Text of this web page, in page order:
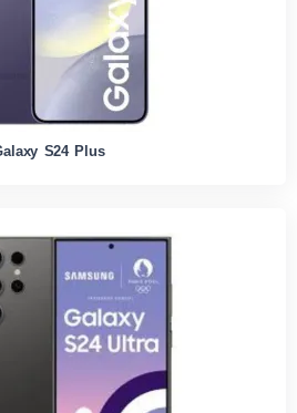
S24 Plus